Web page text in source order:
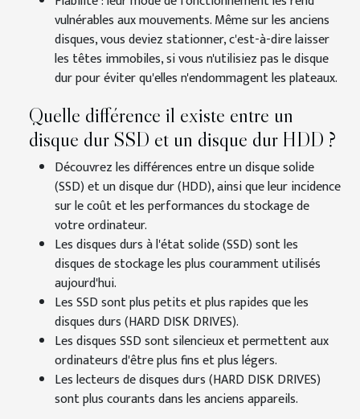
vulnérables aux mouvements. Même sur les anciens
disques, vous deviez stationner, c'est-à-dire laisser
les têtes immobiles, si vous n'utilisiez pas le disque
dur pour éviter qu'elles n'endommagent les plateaux.
Quelle différence il existe entre un
disque dur SSD et un disque dur HDD ?
Découvrez les différences entre un disque solide
(SSD) et un disque dur (HDD), ainsi que leur incidence
sur le coût et les performances du stockage de
votre ordinateur.
Les disques durs à l'état solide (SSD) sont les
disques de stockage les plus couramment utilisés
aujourd'hui.
Les SSD sont plus petits et plus rapides que les
disques durs (HARD DISK DRIVES).
Les disques SSD sont silencieux et permettent aux
ordinateurs d'être plus fins et plus légers.
Les lecteurs de disques durs (HARD DISK DRIVES)
sont plus courants dans les anciens appareils.